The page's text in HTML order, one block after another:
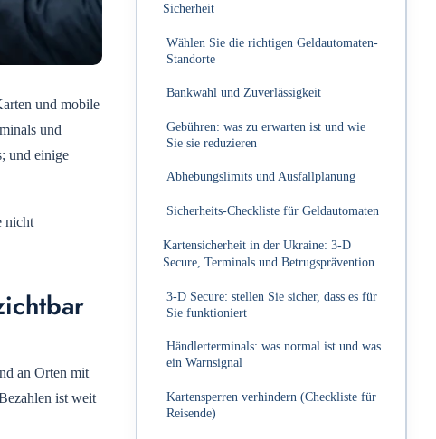
und mobile
und
und einige
nicht
an Orten mit
ist weit
Sicherheit
Wählen Sie die richtigen Geldautomaten-
Standorte
Bankwahl und Zuverlässigkeit
Gebühren: was zu erwarten ist und wie
Sie sie reduzieren
Abhebungslimits und Ausfallplanung
Sicherheits-Checkliste für Geldautomaten
Kartensicherheit in der Ukraine: 3‑D
Secure, Terminals und Betrugsprävention
3‑D Secure: stellen Sie sicher, dass es für
Sie funktioniert
Händlerterminals: was normal ist und was
ein Warnsignal
Kartensperren verhindern (Checkliste für
Reisende)